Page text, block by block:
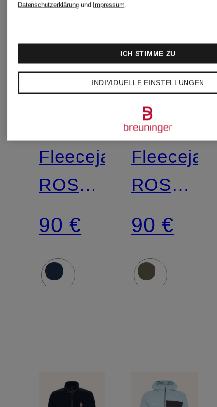
Zertifiziert
Fleecejacke
ROSEMOOR
II
90 €
Zertifiziert
VAUDE
II
90 €
Datenschutzerklärung und Impressum.
INDIVIDUELLE EINSTELLUNGEN
ICH STIMME ZU